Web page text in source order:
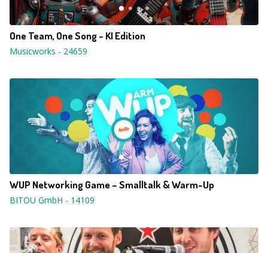
One Team, One Song - KI Edition
Musicworks - 24659
WUP Networking Game – Smalltalk & Warm-Up
BITOU GmbH - 14109